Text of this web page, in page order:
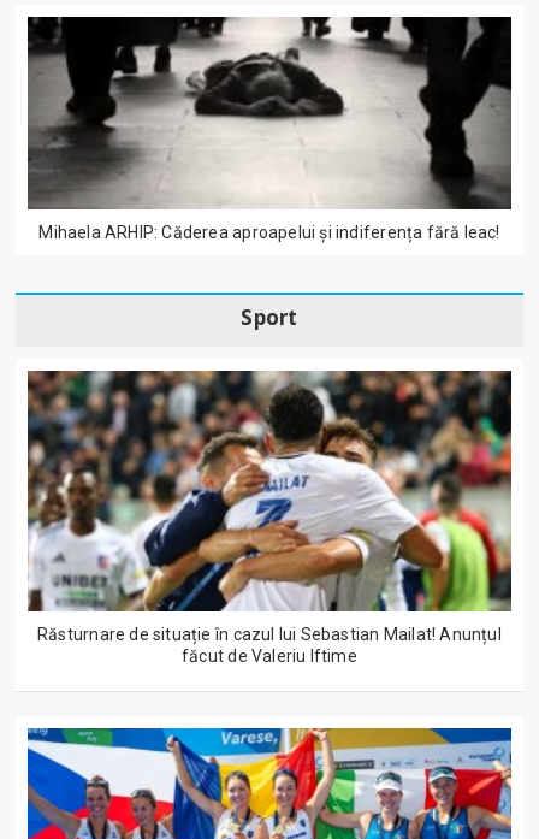
Mihaela ARHIP: Căderea aproapelui și indiferența fără leac!
Sport
Răsturnare de situație în cazul lui Sebastian Mailat! Anunțul
făcut de Valeriu Iftime